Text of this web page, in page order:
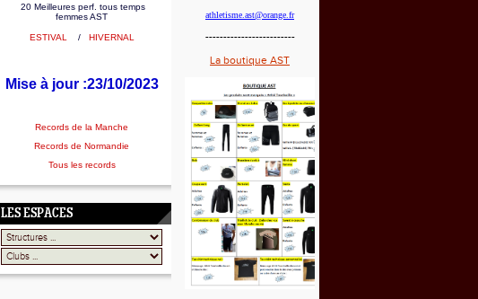
20 Meilleures perf. tous temps
femmes AST
ESTIVAL / HIVERNAL
Mise à jour :23/10/2023
Records de la Manche
Records de Normandie
Tous les records
LES ESPACES
athletisme.ast@orange.fr
-------------------------
La boutique AST